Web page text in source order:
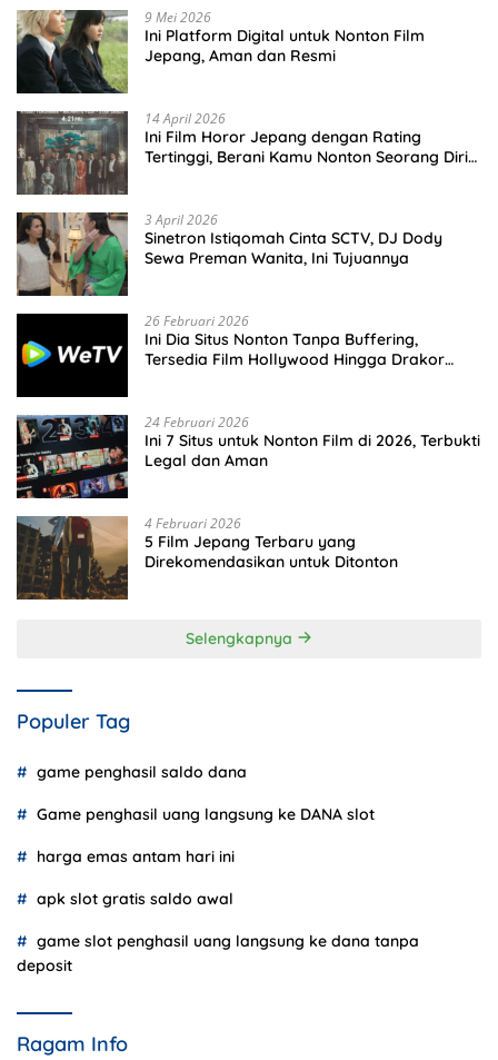
9 Mei 2026
Ini Platform Digital untuk Nonton Film
Jepang, Aman dan Resmi
14 April 2026
Ini Film Horor Jepang dengan Rating
Tertinggi, Berani Kamu Nonton Seorang Diri
3 April 2026
Sinetron Istiqomah Cinta SCTV, DJ Dody
Sewa Preman Wanita, Ini Tujuannya
26 Februari 2026
Ini Dia Situs Nonton Tanpa Buffering,
Tersedia Film Hollywood Hingga Drakor
24 Februari 2026
Ini 7 Situs untuk Nonton Film di 2026, Terbukti
Legal dan Aman
4 Februari 2026
5 Film Jepang Terbaru yang
Direkomendasikan untuk Ditonton
Selengkapnya
Populer Tag
game penghasil saldo dana
Game penghasil uang langsung ke DANA slot
harga emas antam hari ini
apk slot gratis saldo awal
game slot penghasil uang langsung ke dana tanpa
deposit
Ragam Info